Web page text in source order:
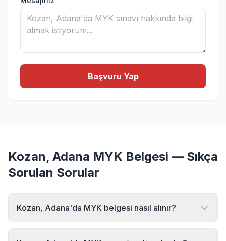
Başvuru Yap
Kozan, Adana MYK Belgesi — Sıkça
Sorulan Sorular
Kozan, Adana'da MYK belgesi nasıl alınır?
Kozan, Adana bölgesinde MYK belgesi almak için MYK
Sınav Merkezi'ne başvurabilirsiniz. Online başvuru formu